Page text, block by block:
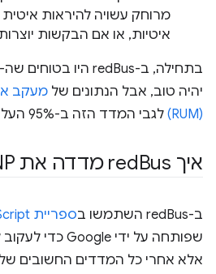
מרוחק עשויה להיראות
איטיות, או אם הבקשות
יהיה טוב, אבל הנתונים של מעקב
(RUM)
לגבי המדד הזה ב-95% העליונים סיפרו סיפור אחר.
איך red Bus מדדה את INP
ב-redBus השתמשו ב ספריית JavaScript‏
אלא אחרי כל המדדים החשובים